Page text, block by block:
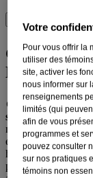
Gel
Hydro
Gel nettoyant
stimule
nettoyant léger se
efficacement le
hyaluronique, elle
preuves cliniques à
Votre
Pour vous offrir la
utiliser des
site, activer les
nous informer sur
renseignements
limités (qui
afin de vous
programmes et
pouvez consulter
sur nos pratiques
témoins non